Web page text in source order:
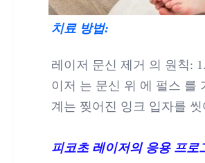
치료 방법:
레이저 문신 제거 의 원칙:
이저 는 문신 위 에 펄스 를
계는 찢어진 잉크 입자를
피코초 레이저의 응용 프로